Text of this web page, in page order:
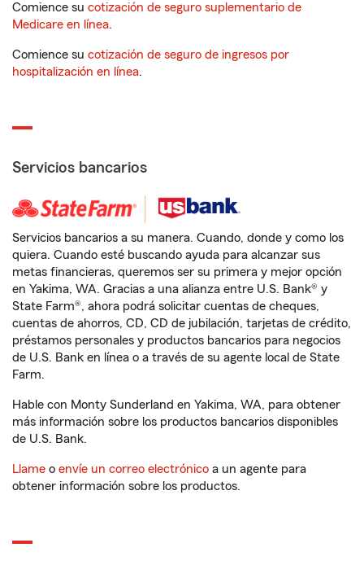
Comience su cotización de seguro suplementario de
Medicare en línea.
Comience su cotización de seguro de ingresos por
hospitalización en línea.
Servicios bancarios
Servicios bancarios a su manera. Cuando, donde y como los
quiera. Cuando esté buscando ayuda para alcanzar sus
metas financieras, queremos ser su primera y mejor opción
en Yakima, WA. Gracias a una alianza entre U.S. Bank® y
State Farm®, ahora podrá solicitar cuentas de cheques,
cuentas de ahorros, CD, CD de jubilación, tarjetas de crédito,
préstamos personales y productos bancarios para negocios
de U.S. Bank en línea o a través de su agente local de State
Farm.
Hable con Monty Sunderland en Yakima, WA, para obtener
más información sobre los productos bancarios disponibles
de U.S. Bank.
Llame o envíe un correo electrónico a un agente para
obtener información sobre los productos.